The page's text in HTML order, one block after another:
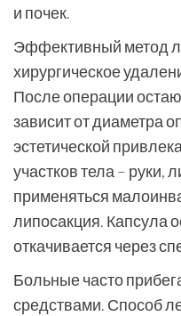
и почек.
Эффективный метод
хирургическое
После операции
зависит от диаметра
эстетической
участков тела – руки,
применяться
липосакция. Капсула
откачивается через
Больные часто
средствами. Способ